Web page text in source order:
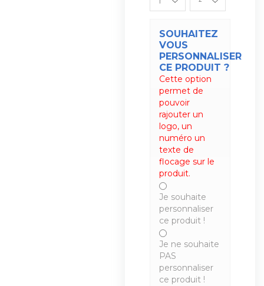
SOUHAITEZ
VOUS
PERSONNALISER
CE PRODUIT ?
Cette option
permet de
pouvoir
rajouter un
logo, un
numéro un
texte de
flocage sur le
produit.
Je souhaite
personnaliser
ce produit !
Je ne souhaite
PAS
personnaliser
ce produit !